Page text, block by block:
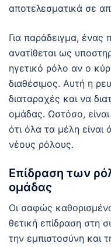
αποτελεσματικά σε
Για παράδειγμα, ένας
ανατίθεται ως
ηγετικό ρόλο αν ο
διαθέσιμος. Αυτή η
διαταραχές και να
ομάδας. Ωστόσο, είναι
ότι όλα τα μέλη
νέους ρόλους.
Επίδραση των
ομάδας
Οι σαφώς
θετική επίδραση στη
την εμπιστοσύνη και